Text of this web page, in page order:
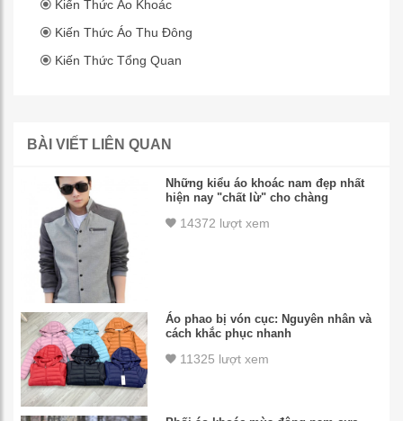
Kiến Thức Áo Khoác
Kiến Thức Áo Thu Đông
Kiến Thức Tổng Quan
BÀI VIẾT LIÊN QUAN
Những kiểu áo khoác nam đẹp nhất
hiện nay "chất lừ" cho chàng
14372 lượt xem
Áo phao bị vón cục: Nguyên nhân và
cách khắc phục nhanh
11325 lượt xem